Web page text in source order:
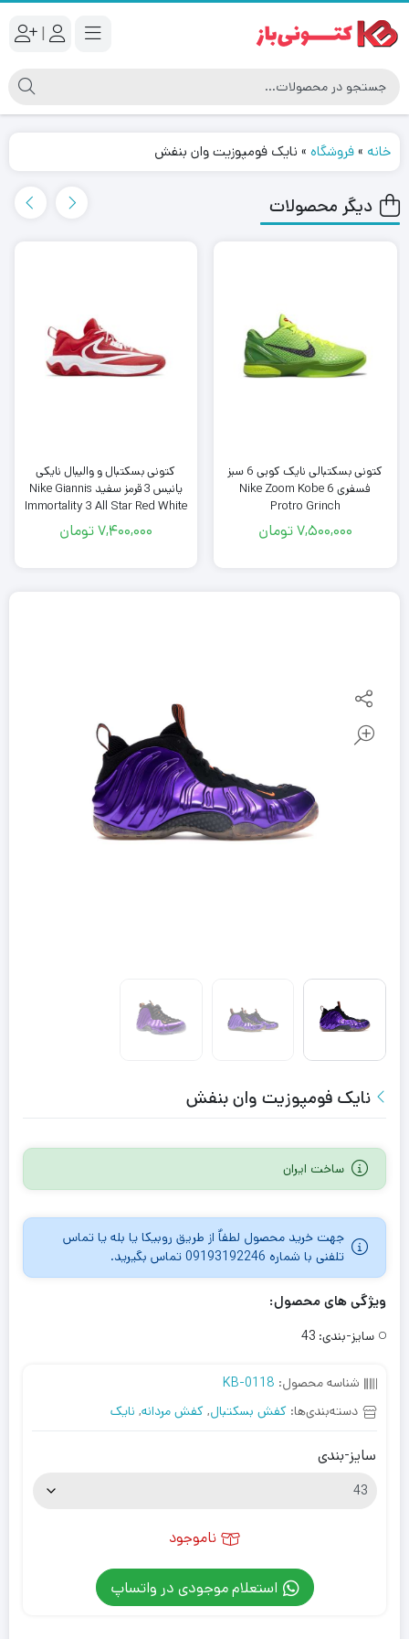
|
خانه »فروشگاه » نایک فومپوزیت وان بنفش
دیگر محصولات
کتونی بسکتبالی نایک کوبی 6 سبز
فسفری Nike Zoom Kobe 6
Protro Grinch
7,500,000تومان
کتونی بسکتبال و والیبال نایکی
یانیس 3 قرمز سفید Nike Giannis
Immortality 3 All Star Red White
7,400,000تومان
نایک فومپوزیت وان بنفش
ساخت ایران
جهت خرید محصول لطفاٌ از طریق روبیکا یا بله یا تماس
تلفنی با شماره 09193192246 تماس بگیرید.
ویژگی های محصول:
سایز-بندی: 43
شناسه محصول: KB-0118
دسته‌بندی‌ها: کفش بسکتبال, کفش مردانه, نایک
سایز-بندی
ناموجود
استعلام موجودی در واتساپ